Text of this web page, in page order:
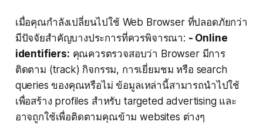
เมื่อคุณกำลังเปลี่ยนไปใช้ Web Browser ที่ปลอดภัยกว่า
มีปัจจัยสำคัญบางประการที่ควรพิจารณา: - Online
identifiers: คุณควรตรวจสอบว่า Browser มีการ
ติดตาม (track) กิจกรรม, การเยี่ยมชม หรือ search
queries ของคุณหรือไม่ ข้อมูลเหล่านี้สามารถนำไปใช้
เพื่อสร้าง profiles สำหรับ targeted advertising และ
อาจถูกใช้เพื่อติดตามคุณข้าม websites ต่างๆ